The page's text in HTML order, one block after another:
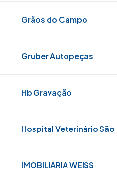
Grãos do Campo
Gruber Autopeças
Hb Gravação
Hospital Veterinário São
IMOBILIARIA WEISS